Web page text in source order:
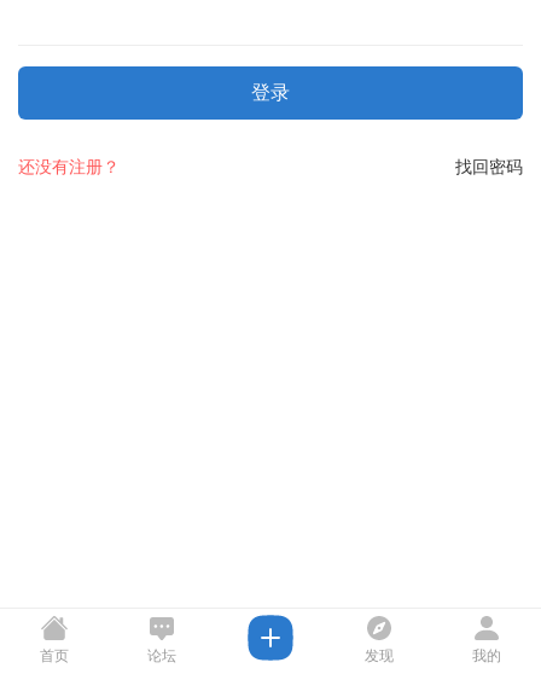
登录
找回密码
还没有注册？
首页 论坛 发现 我的